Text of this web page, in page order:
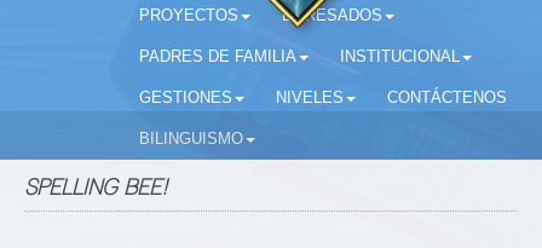
PROYECTOS EGRESADOS
PADRES DE FAMILIA INSTITUCIONAL
GESTIONES NIVELES CONTÁCTENOS
BILINGUISMO
SPELLING BEE!